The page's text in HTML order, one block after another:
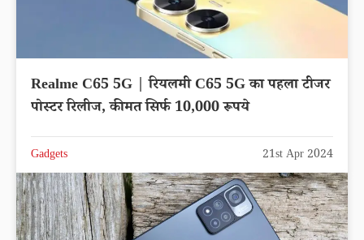
Realme C65 5G | रियलमी C65 5G का पहला टीजर
पोस्टर रिलीज, कीमत सिर्फ 10,000 रूपये
Gadgets 21st Apr 2024